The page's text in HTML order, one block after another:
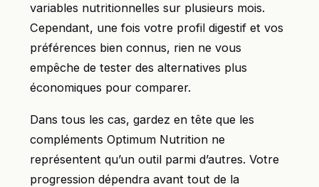
variables nutritionnelles sur plusieurs mois.
Cependant, une fois votre profil digestif et vos
préférences bien connus, rien ne vous
empêche de tester des alternatives plus
économiques pour comparer.
Dans tous les cas, gardez en tête que les
compléments Optimum Nutrition ne
représentent qu’un outil parmi d’autres. Votre
progression dépendra avant tout de la